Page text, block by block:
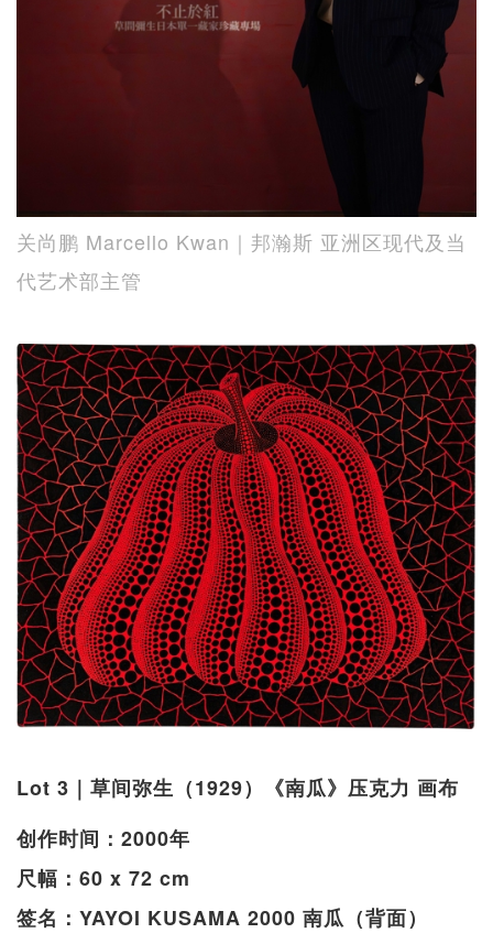
关尚鹏 Marcello Kwan｜邦瀚斯 亚洲区现代及当
代艺术部主管
Lot 3｜草间弥生（1929）《南瓜》压克力 画布
创作时间：2000年
尺幅：60 x 72 cm
签名：YAYOI KUSAMA 2000 南瓜（背面）